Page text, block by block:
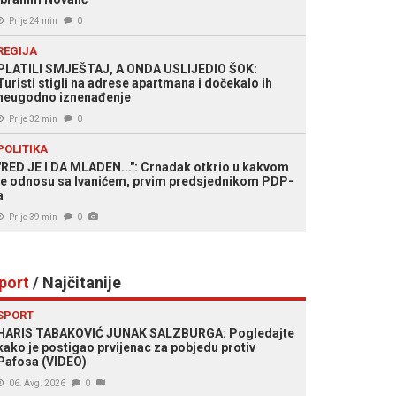
Prije 24 min 0
SMJEŠTAJ, A ONDA USLIJEDIO ŠOK:
stigli na adrese apartmana i dočekalo ih
iznenađenje
Prije 32 min 0
JE I DA MLADEN...": Crnadak otkrio u kakvom
odnosu sa Ivanićem, prvim predsjednikom PDP-
Prije 39 min 0
/ Najčitanije
TABAKOVIĆ JUNAK SALZBURGA: Pogledajte
je postigao prvijenac za pobjedu protiv
(VIDEO)
06. Avg. 2026 0